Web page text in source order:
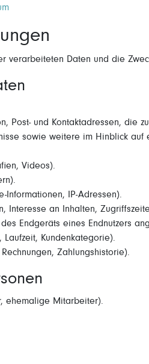
verarbeiteten Daten und die
Post- und Kontaktadressen,
sowie weitere im Hinblick
Videos).
Informationen, IP-Adressen).
Interesse an Inhalten,
Endgeräts eines Endnutzers
Kundenkategorie).
Zahlungshistorie).
ehemalige Mitarbeiter).